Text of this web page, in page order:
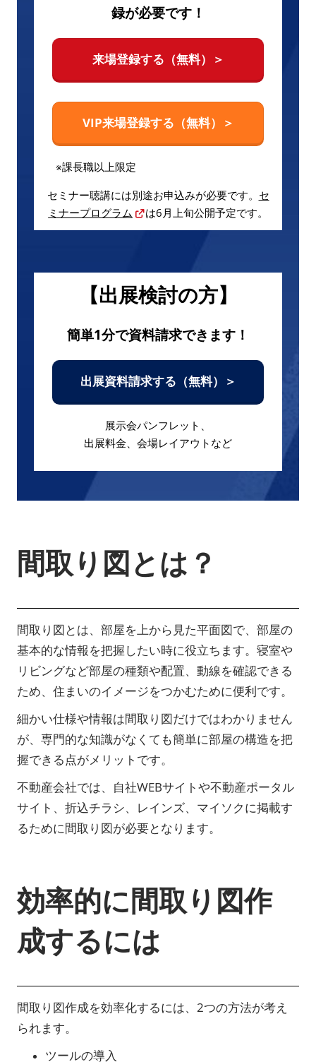
録が必要です！
来場登録する（無料）＞
VIP来場登録する（無料）＞
※課長職以上限定
セミナー聴講には別途お申込みが必要です。 セ
ミナープログラム
は6月上旬公開予定です。
【出展検討の方】
簡単1分で資料請求できます！
出展資料請求する（無料）＞
展示会パンフレット、
出展料金、会場レイアウトなど
間取り図とは？
間取り図とは、部屋を上から見た平面図で、部屋の
基本的な情報を把握したい時に役立ちます。寝室や
リビングなど部屋の種類や配置、動線を確認できる
ため、住まいのイメージをつかむために便利です。
細かい仕様や情報は間取り図だけではわかりません
が、専門的な知識がなくても簡単に部屋の構造を把
握できる点がメリットです。
不動産会社では、自社WEBサイトや不動産ポータル
サイト、折込チラシ、レインズ、マイソクに掲載す
るために間取り図が必要となります。
効率的に間取り図作
成するには
間取り図作成を効率化するには、2つの方法が考え
られます。
ツールの導入